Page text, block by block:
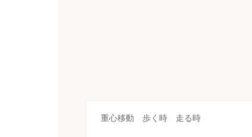
重心移動 歩く時 走る時